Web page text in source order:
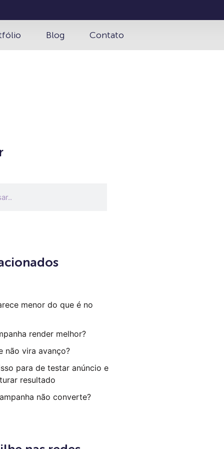
Blog Contato
menor do que é no
render melhor?
não vira avanço?
para de testar anúncio e
resultado
não converte?